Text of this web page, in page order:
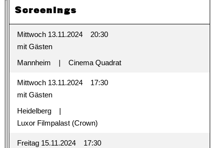
Screenings
Mittwoch 13.11.2024
20:30
mit Gästen
Mannheim
Cinema Quadrat
Mittwoch 13.11.2024
17:30
mit Gästen
Heidelberg
Luxor Filmpalast (Crown)
Freitag 15.11.2024
17:30